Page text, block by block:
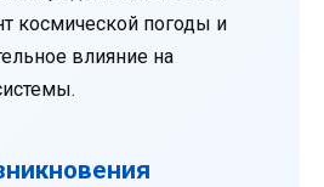
космической погоды и
влияние на